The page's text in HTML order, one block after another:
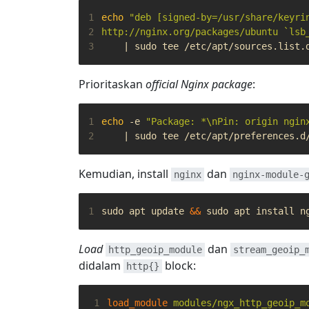
1
echo
2
http://nginx.org/packages/ubuntu
3
Prioritaskan official Nginx package:
1 echo -e
"Package: *\nPin: origin
2
Kemudian, install nginx dan nginx-module-
1 sudo apt update &&
Load http_geoip_module dan
didalam http{} block:
1 load_module modules/